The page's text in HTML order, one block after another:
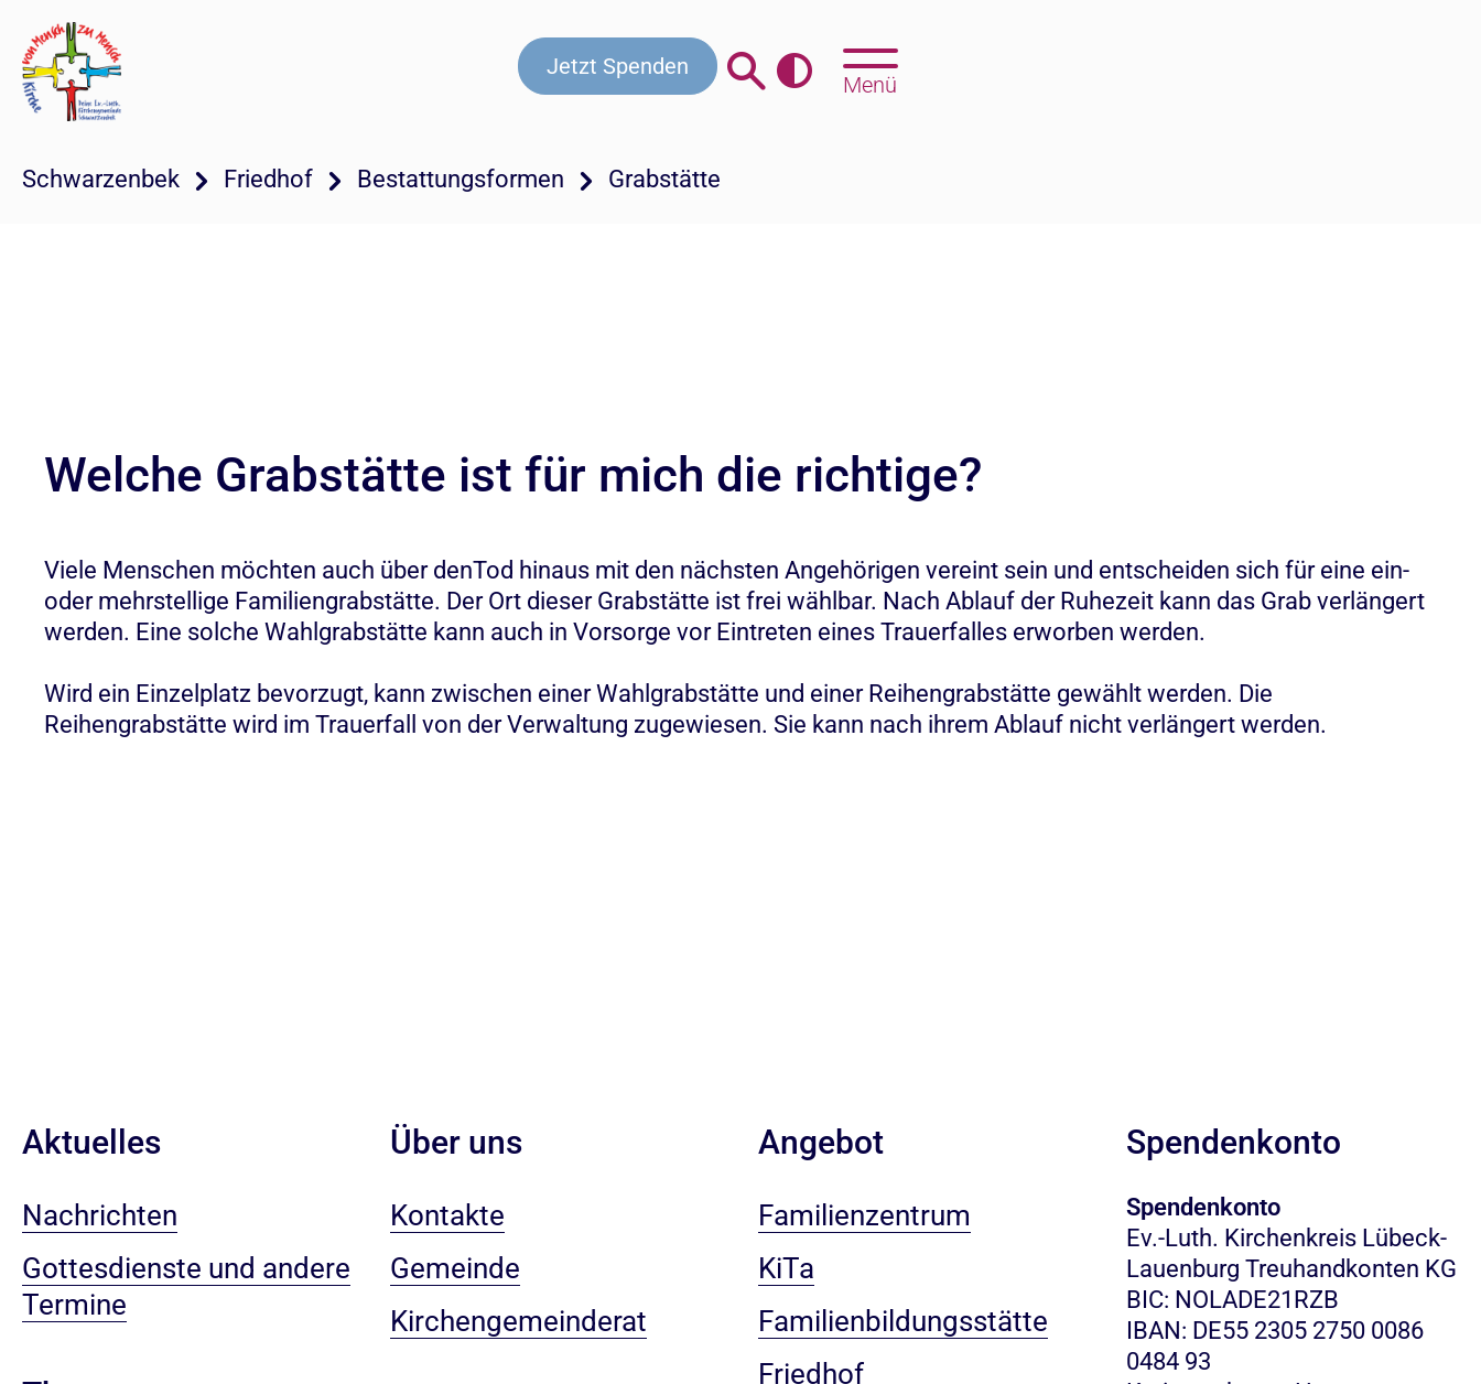
Jetzt Spenden
Menü
Schwarzenbek Friedhof Bestattungsformen Grabstätte
Welche Grabstätte ist für mich die richtige?
Viele Menschen möchten auch über denTod hinaus mit den nächsten Angehörigen vereint sein und entscheiden sich für eine ein-
oder mehrstellige Familiengrabstätte. Der Ort dieser Grabstätte ist frei wählbar. Nach Ablauf der Ruhezeit kann das Grab verlängert
werden. Eine solche Wahlgrabstätte kann auch in Vorsorge vor Eintreten eines Trauerfalles erworben werden.
Wird ein Einzelplatz bevorzugt, kann zwischen einer Wahlgrabstätte und einer Reihengrabstätte gewählt werden. Die
Reihengrabstätte wird im Trauerfall von der Verwaltung zugewiesen. Sie kann nach ihrem Ablauf nicht verlängert werden.
Aktuelles
Nachrichten
Gottesdienste und andere
Termine
Über uns
Kontakte
Gemeinde
Kirchengemeinderat
Angebot
Familienzentrum
KiTa
Familienbildungsstätte
Friedhof
Spendenkonto
Spendenkonto
Ev.-Luth. Kirchenkreis Lübeck-
Lauenburg Treuhandkonten KG
BIC: NOLADE21RZB
IBAN: DE55 2305 2750 0086
0484 93